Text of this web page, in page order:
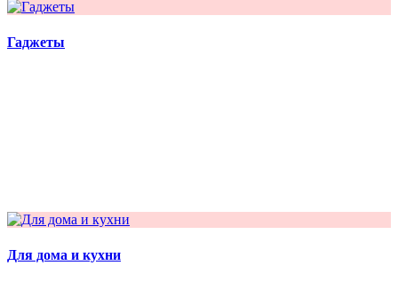
Гаджеты
Для дома и кухни